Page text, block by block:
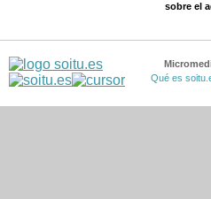
sobre el
Qué es